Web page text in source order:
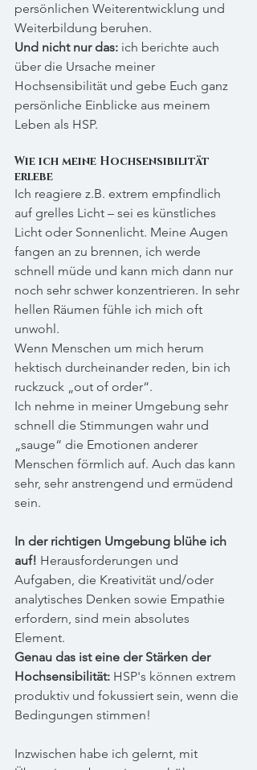
persönlichen Weiterentwicklung und
Weiterbildung beruhen.
Und nicht nur das: ich berichte auch
über die Ursache meiner
Hochsensibilität und gebe Euch ganz
persönliche Einblicke aus meinem
Leben als HSP.
Wie ich meine Hochsensibilität
erlebe
Ich reagiere z.B. extrem empfindlich
auf grelles Licht – sei es künstliches
Licht oder Sonnenlicht. Meine Augen
fangen an zu brennen, ich werde
schnell müde und kann mich dann nur
noch sehr schwer konzentrieren. In sehr
hellen Räumen fühle ich mich oft
unwohl.
Wenn Menschen um mich herum
hektisch durcheinander reden, bin ich
ruckzuck „out of order“.
Ich nehme in meiner Umgebung sehr
schnell die Stimmungen wahr und
„sauge“ die Emotionen anderer
Menschen förmlich auf. Auch das kann
sehr, sehr anstrengend und ermüdend
sein.
In der richtigen Umgebung blühe ich
auf! Herausforderungen und
Aufgaben, die Kreativität und/oder
analytisches Denken sowie Empathie
erfordern, sind mein absolutes
Element.
Genau das ist eine der Stärken der
Hochsensibilität: HSP's können extrem
produktiv und fokussiert sein, wenn die
Bedingungen stimmen!
Inzwischen habe ich gelernt, mit